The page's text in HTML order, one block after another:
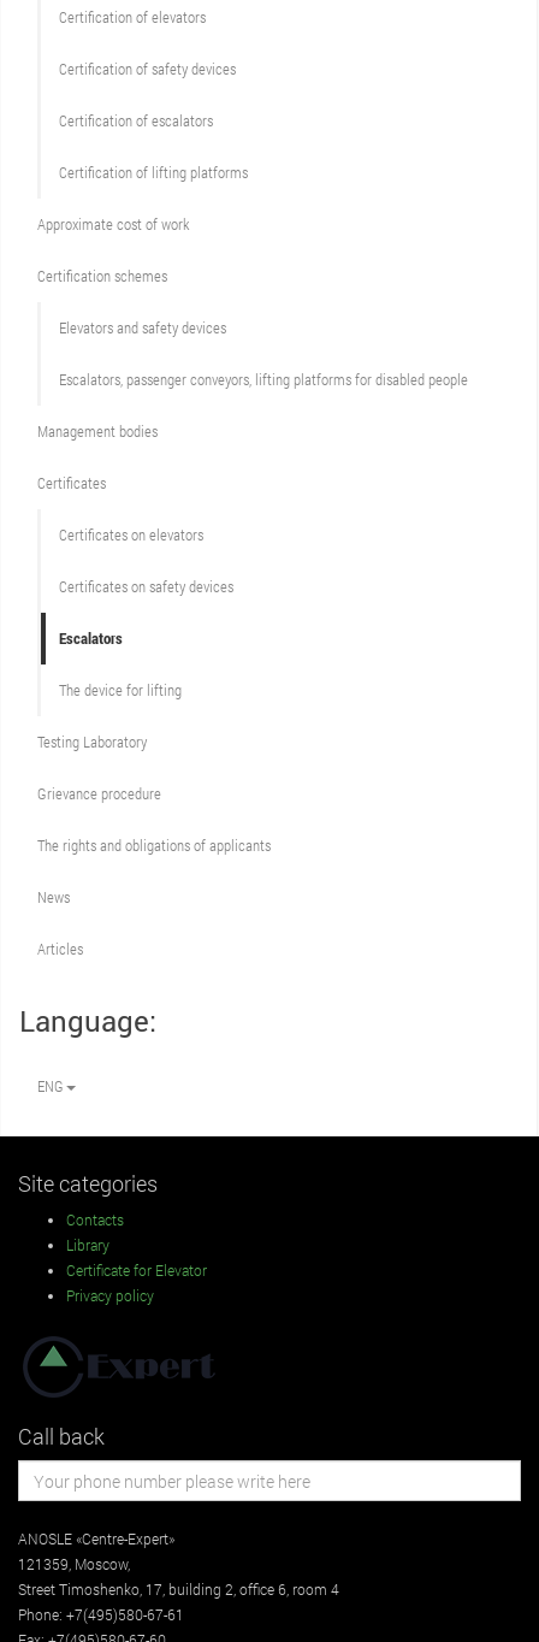
Сertification of elevators
Сertification of safety devices
Certification of escalators
Certification of lifting platforms
Approximate cost of work
Сertification schemes
Elevators and safety devices
Escalators, passenger conveyors, lifting platforms for disabled people
Management bodies
Certificates
Certificates on elevators
Certificates on safety devices
Escalators
The device for lifting
Testing Laboratory
Grievance procedure
The rights and obligations of applicants
News
Articles
Language:
ENG
Site categories
Contacts
Library
Certificate for Elevator
Privacy policy
Call back
ANOSLE «Centre-Expert»
121359 Moscow,
StreetTimoshenko, 17, building 2 , office 6, room 4
Phone: +7(495)580-67-61